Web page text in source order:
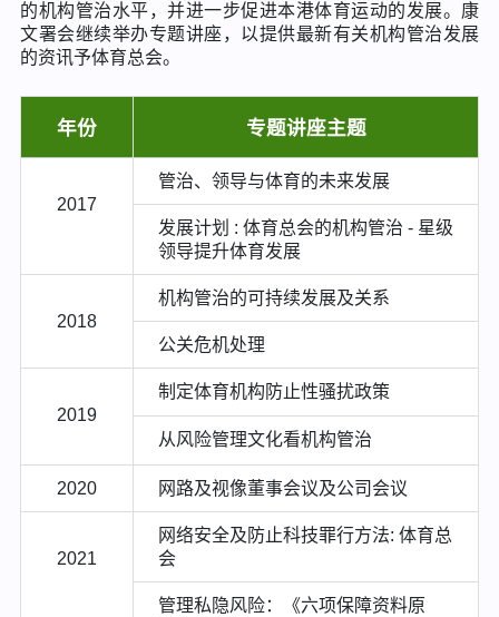
的机构管治水平，并进一步促进本港体育运动的发展。康
文署会继续举办专题讲座，以提供最新有关机构管治发展
的资讯予体育总会。
年份 专题讲座主题
2017
管治、领导与体育的未来发展
发展计划 : 体育总会的机构管治 - 星级
领导提升体育发展
2018
机构管治的可持续发展及关系
公关危机处理
2019
制定体育机构防止性骚扰政策
从风险管理文化看机构管治
2020 网路及视像董事会议及公司会议
2021
网络安全及防止科技罪行方法: 体育总
会
管理私隐风险：《六项保障资料原